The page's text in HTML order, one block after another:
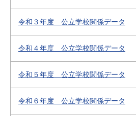
令和３年度 公立学校関係データ
令和４年度 公立学校関係データ
令和５年度 公立学校関係データ
令和６年度 公立学校関係データ